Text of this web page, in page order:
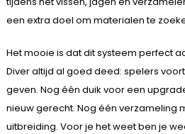
een extra doel om materialen te
Het mooie is dat dit systeem perfect
Diver altijd al goed deed: spelers
geven. Nog één duik voor een
nieuw gerecht. Nog één verzameling
uitbreiding. Voor je het weet ben je